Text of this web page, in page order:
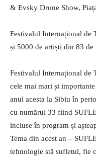
& Evsky Drone Show,
Festivalul Internațional de
și 5000 de artiști din 83 de
Festivalul Internațional de
cele mai mari și
anul acesta la Sibiu în
cu numărul 33 fiind
incluse în program și
Tema din acest an –
tehnologie stă sufletul, fie